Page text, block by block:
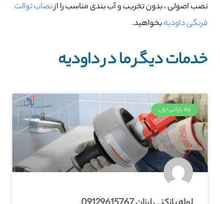
نصب اصولی ، بدون تخریب و آب بندی مناسب را ازنصاب توالت
فرنگی داودیهبخواهید.
خدمات دیگر ما در داودیه
چاه بازکنی ارزان